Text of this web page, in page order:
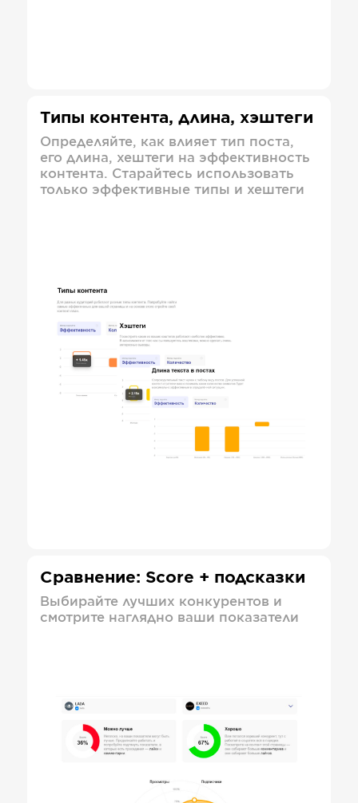
Типы контента, длина, хэштеги
Определяйте, как влияет тип поста,
его длина, хештеги на эффективность
контента. Старайтесь использовать
только эффективные типы и хештеги
Сравнение: Score + подсказки
Выбирайте лучших конкурентов и
смотрите наглядно ваши показатели